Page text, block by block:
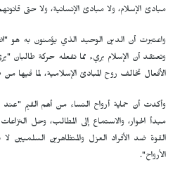
مبادئ الإسلام، ولا مبادئ الإنسانية، ولا حتى
واعتبرت أن الدين الوحيد الذي يؤمنون به هو
وتعتقد أن الإسلام بريء مما تفعله حركة طالبان
الأفعال تخالف روح المبادئ الإسلامية، لما فيها
وأكدت أن حماية أرواح النساء من أهم القيم
مبدأ الحوار، والاستماع إلى المطالب، وحل
القوة ضد الأفراد العزل والمتظاهرين السلميين
الأرواح".